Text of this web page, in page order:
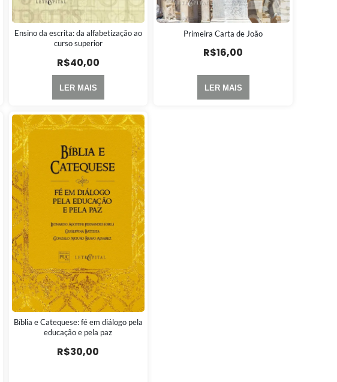
Ensino da escrita: da alfabetização ao
curso superior
R$40,00
LER MAIS
Primeira Carta de João
R$16,00
LER MAIS
Bíblia e Catequese: fé em diálogo pela
educação e pela paz
R$30,00